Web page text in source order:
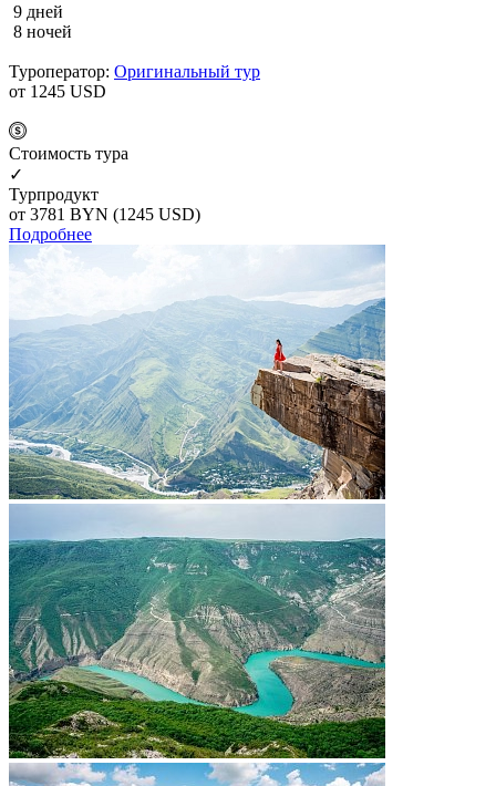
9 дней
8 ночей
Туроператор: Оригинальный тур
от 1245 USD
Cтоимость тура
✓
Турпродукт
от 3781 BYN (1245 USD)
Подробнее